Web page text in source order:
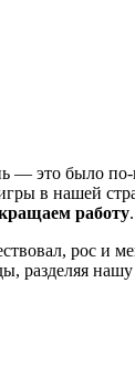
— это было
в нашей
работу.
рос и
нашу